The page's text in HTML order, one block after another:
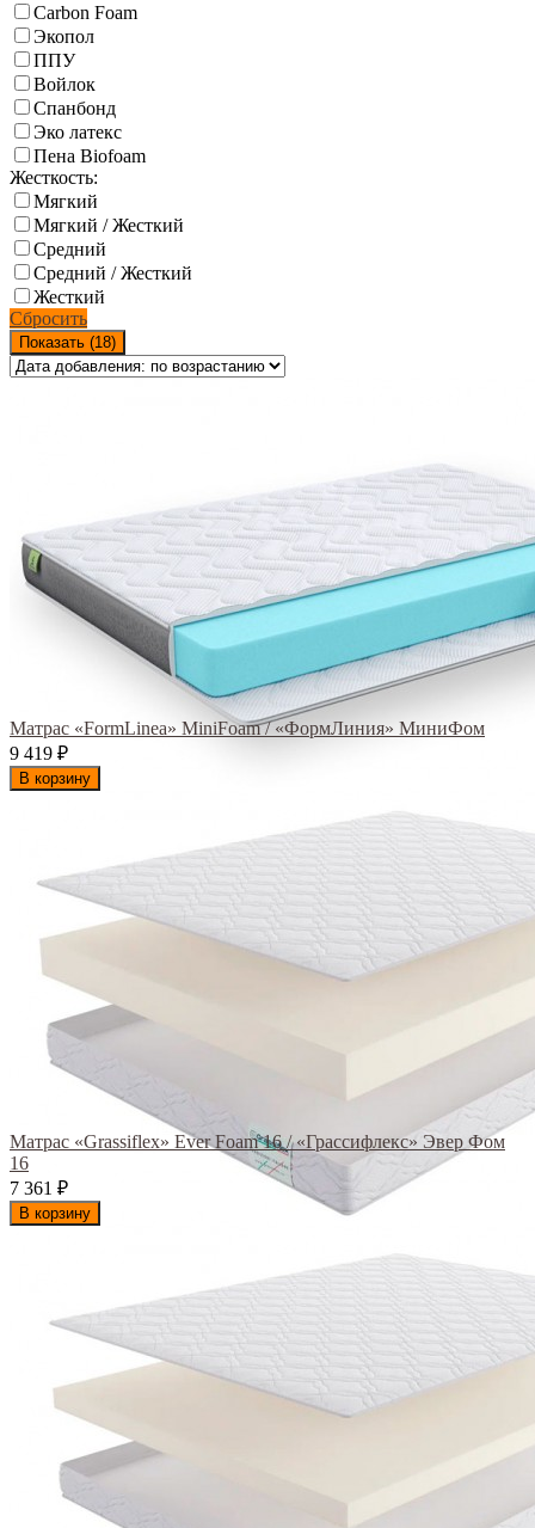
Carbon Foam
Экопол
ППУ
Войлок
Спанбонд
Эко латекс
Пена Biofoam
Жесткость:
Мягкий
Мягкий / Жесткий
Средний
Средний / Жесткий
Жесткий
Сбросить
Показать (18)
Матрас «FormLinea» MiniFoam / «ФормЛиния» МиниФом
9 419 ₽
В корзину
Матрас «Grassiflex» Ever Foam 16 / «Грассифлекс» Эвер Фом
16
7 361
₽
В корзину